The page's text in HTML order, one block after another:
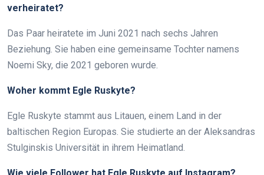
verheiratet?
Das Paar heiratete im Juni 2021 nach sechs Jahren
Beziehung. Sie haben eine gemeinsame Tochter namens
Noemi Sky, die 2021 geboren wurde.
Woher kommt Egle Ruskyte?
Egle Ruskyte stammt aus Litauen, einem Land in der
baltischen Region Europas. Sie studierte an der Aleksandras
Stulginskis Universität in ihrem Heimatland.